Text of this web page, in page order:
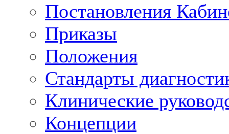
Постановления
Приказы
Положения
Стандарты
Клинические
Концепции